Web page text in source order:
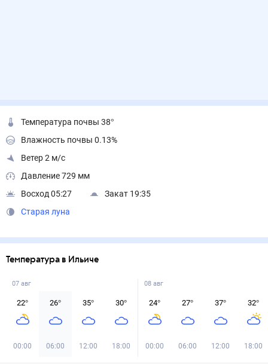
Температура почвы 38°
Влажность почвы 0.13%
Ветер 2 м/с
Давление 729 мм
Восход 05:27
Закат 19:35
Старая луна
Температура в Ильиче
07 авг
22°
00:00
26°
06:00
35°
12:00
30°
18:00
08 авг
24°
00:00
27°
06:00
37°
12:00
32°
18:00